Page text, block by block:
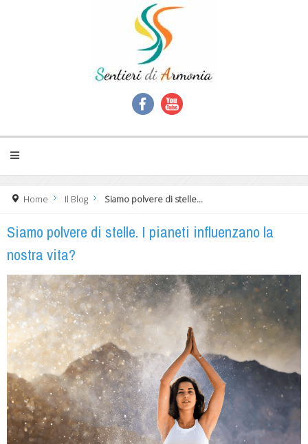
Home Il Blog Siamo polvere di stelle...
Siamo polvere di stelle. I pianeti influenzano la
nostra vita?